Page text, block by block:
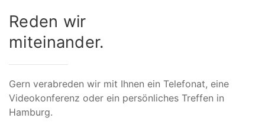
Reden wir
miteinander.
Gern verabreden wir mit Ihnen ein Telefonat, eine
Videokonferenz oder ein persönliches Treffen in
Hamburg.